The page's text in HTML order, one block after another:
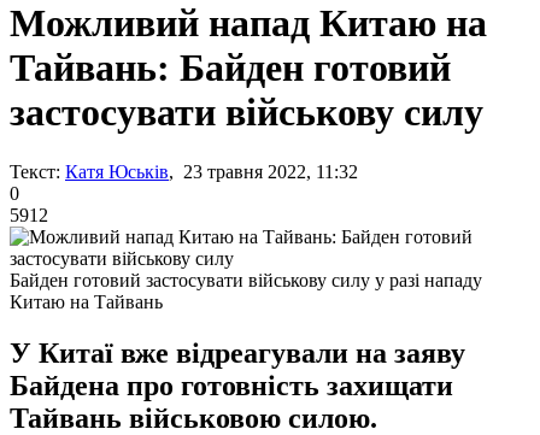
Можливий напад Китаю на
Тайвань: Байден готовий
застосувати військову силу
Текст: Катя Юськів, 23 травня 2022, 11:32
0
5912
Байден готовий застосувати військову силу у разі нападу
Китаю на Тайвань
У Китаї вже відреагували на заяву
Байдена про готовність захищати
Тайвань військовою силою.